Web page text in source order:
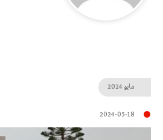
مايو 2024
2024-05-18